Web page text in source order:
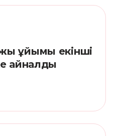
ұйымы екінші
айналды